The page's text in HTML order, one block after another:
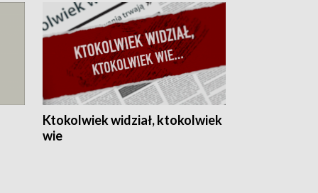
Ktokolwiek widział, ktokolwiek
wie